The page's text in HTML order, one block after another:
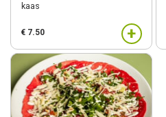
kaas
€ 7.50 +